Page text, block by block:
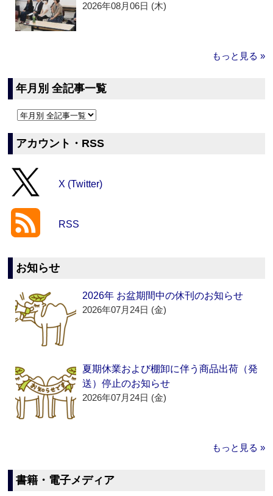
2026年08月06日 (木)
もっと見る »
年月別 全記事一覧
アカウント・RSS
X (Twitter)
RSS
お知らせ
2026年 お盆期間中の休刊のお知らせ
2026年07月24日 (金)
夏期休業および棚卸に伴う商品出荷（発
送）停止のお知らせ
2026年07月24日 (金)
もっと見る »
書籍・電子メディア